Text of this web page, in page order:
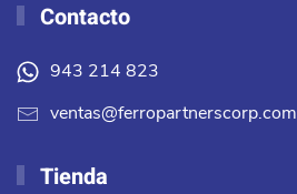
Contacto
943 214 823
ventas@ferropartnerscorp.com
Tienda